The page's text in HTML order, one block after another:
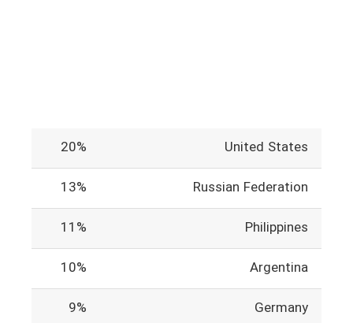
United States
20%
Russian Federation
13%
Philippines
11%
Argentina
10%
Germany
9%